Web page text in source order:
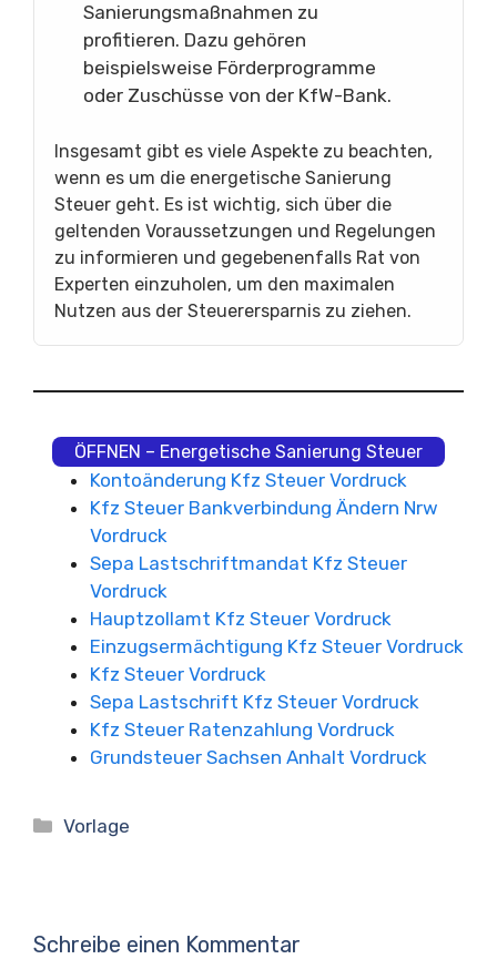
Sanierungsmaßnahmen zu
profitieren. Dazu gehören
beispielsweise Förderprogramme
oder Zuschüsse von der KfW-Bank.
Insgesamt gibt es viele Aspekte zu beachten,
wenn es um die energetische Sanierung
Steuer geht. Es ist wichtig, sich über die
geltenden Voraussetzungen und Regelungen
zu informieren und gegebenenfalls Rat von
Experten einzuholen, um den maximalen
Nutzen aus der Steuerersparnis zu ziehen.
ÖFFNEN – Energetische Sanierung Steuer
Kontoänderung Kfz Steuer Vordruck
Kfz Steuer Bankverbindung Ändern Nrw
Vordruck
Sepa Lastschriftmandat Kfz Steuer
Vordruck
Hauptzollamt Kfz Steuer Vordruck
Einzugsermächtigung Kfz Steuer Vordruck
Kfz Steuer Vordruck
Sepa Lastschrift Kfz Steuer Vordruck
Kfz Steuer Ratenzahlung Vordruck
Grundsteuer Sachsen Anhalt Vordruck
Kategorien
Vorlage
Schreibe einen Kommentar